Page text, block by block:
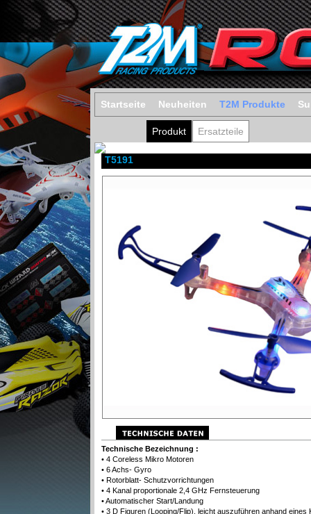
Startseite Neuheiten T2M Produkte
Produkt Ersatzteile
T5191
Technische Bezeichnung :
• 4 Coreless Mikro Motoren
• 6 Achs- Gyro
• Rotorblatt- Schutzvorrichtungen
• 4 Kanal proportionale 2,4 GHz Fernsteuerung
• Automatischer Start/Landung
• 3 D Figuren (Looping/Flip), leicht auszuführen anhand eines